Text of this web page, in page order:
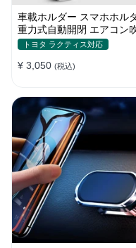
車載ホルダー スマホホル
重力式自動開閉 エアコン吹
出し口用 全機種
トヨタ ラクティス対応
¥ 3,050 (税込)